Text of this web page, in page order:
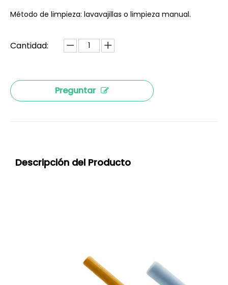
Método de limpieza: lavavajillas o limpieza manual.
Cantidad:
Preguntar
Descripción del Producto